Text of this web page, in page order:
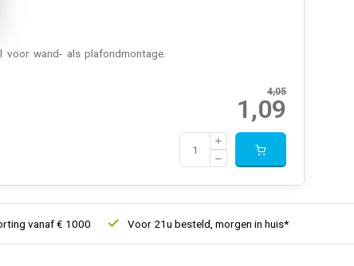
wand- als plafondmontage.
4,05
1,09
vanaf € 1000 Voor 21u besteld, morgen in huis*